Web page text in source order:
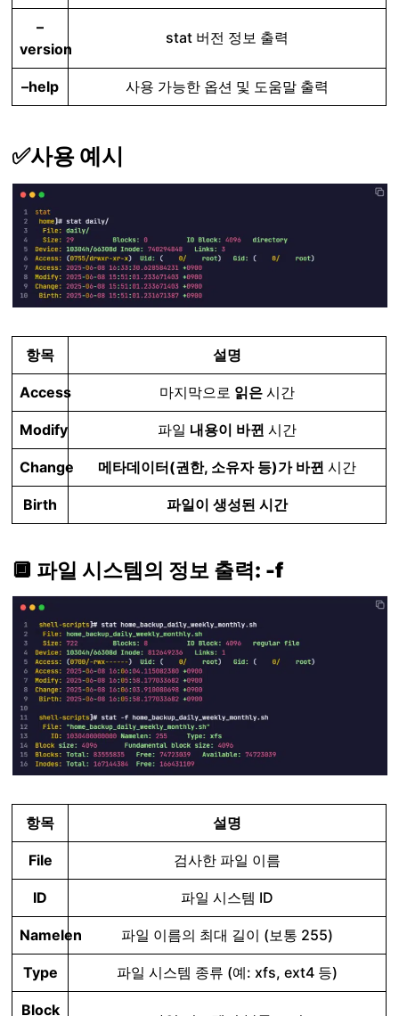
–
version
stat 버전 정보 출력
–help 사용 가능한 옵션 및 도움말 출력
✅사용 예시
항목 설명
Access 마지막으로 읽은 시간
Modify 파일 내용이 바뀐 시간
Change 메타데이터(권한, 소유자 등)가 바뀐 시간
Birth 파일이 생성된 시간
🔲 파일 시스템의 정보 출력: -f
항목 설명
File 검사한 파일 이름
ID 파일 시스템 ID
Namelen 파일 이름의 최대 길이 (보통 255)
Type 파일 시스템 종류 (예: xfs, ext4 등)
Block